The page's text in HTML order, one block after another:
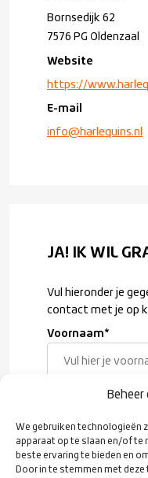
We gebruiken technologieën
apparaat op te slaan en/of te
beste ervaring te bieden en
Door in te stemmen met
Bornsedijk 62
7576 PG Oldenzaal
Website
https://
E-mail
info@harlequins.nl
JA! IK WIL
Vul hieronder je
contact met je op
Voornaam*
Achternaam*
E-mailadres*